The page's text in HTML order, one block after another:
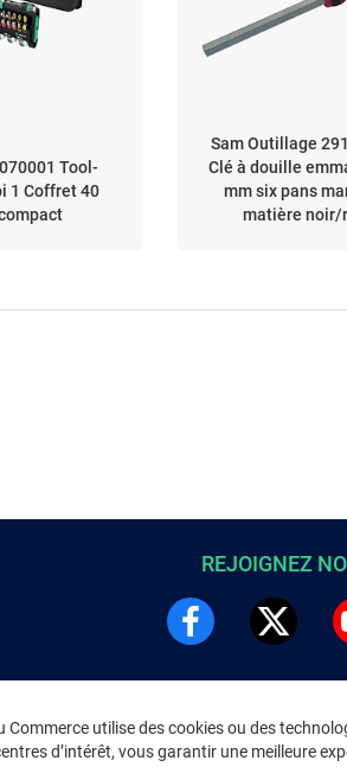
Tool-
1 Coffret 40
Sam Outillage
Clé à douille
mm six pans
matière noir/
Commerce utilise des cookies ou des
d’intérêt, vous garantir une meilleure
REJOIGNEZ
RDC